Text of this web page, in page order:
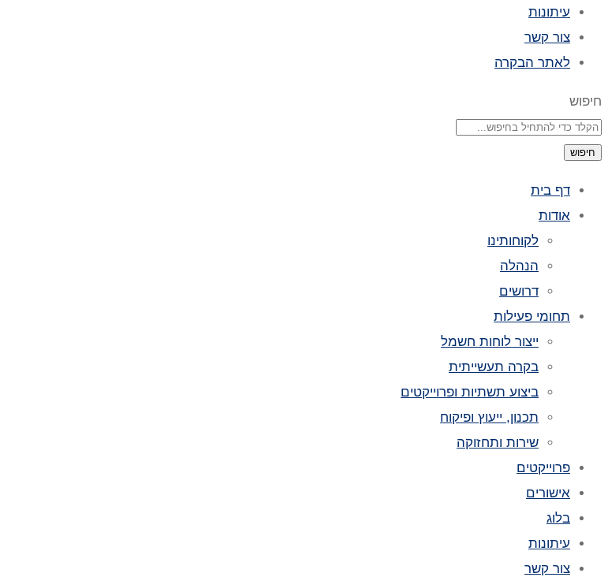
עיתונות
צור קשר
לאתר הבקרה
חיפוש
חיפוש
דף בית
אודות
לקוחותינו
הנהלה
דרושים
תחומי פעילות
ייצור לוחות חשמל
בקרה תעשייתית
ביצוע תשתיות ופרוייקטים
תכנון, ייעוץ ופיקוח
שירות ותחזוקה
פרוייקטים
אישורים
בלוג
עיתונות
צור קשר